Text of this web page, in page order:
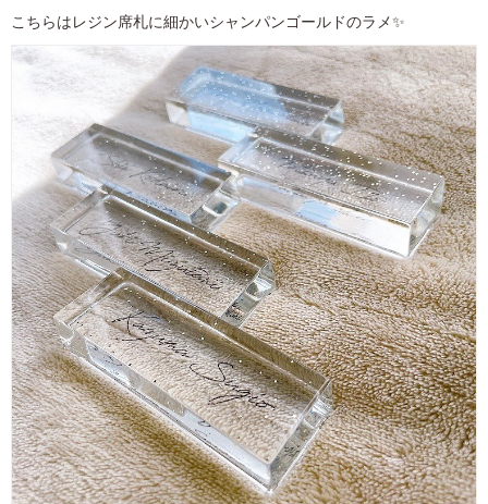
こちらはレジン席札に細かいシャンパンゴールドのラメ✨